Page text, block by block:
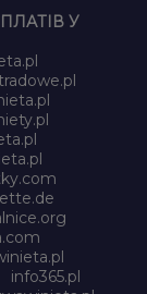
У
info365.pl